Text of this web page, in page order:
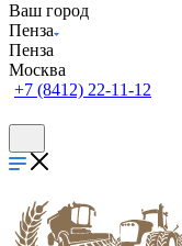
Ваш город
Пенза
Пенза
Москва
+7 (8412) 22-11-12